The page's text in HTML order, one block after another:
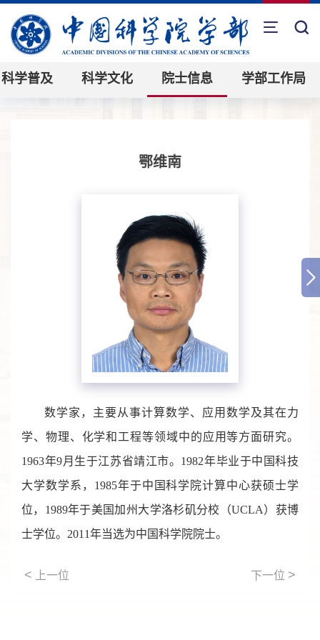
科学普及 科学文化 院士信息 学部工作局
鄂维南
数学家，主要从事计算数学、应用数学及其在力
学、物理、化学和工程等领域中的应用等方面研究。
1963年9月生于江苏省靖江市。1982年毕业于中国科技
大学数学系，1985年于中国科学院计算中心获硕士学
位，1989年于美国加州大学洛杉矶分校（UCLA）获博
士学位。2011年当选为中国科学院院士。
< 上一位 下一位 >